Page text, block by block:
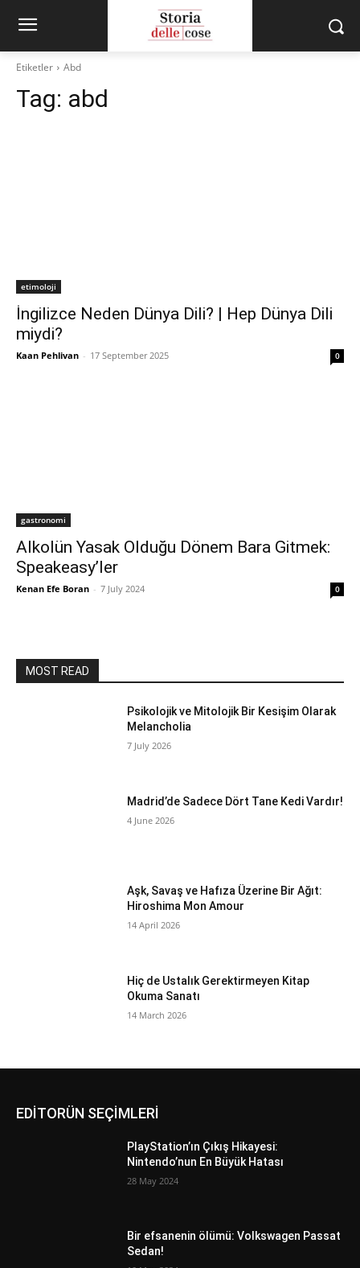
Etiketler Abd
Tag: abd
etimoloji
İngilizce Neden Dünya Dili? | Hep Dünya Dili
miydi?
Kaan Pehlivan - 17 September 2025 0
gastronomi
Alkolün Yasak Olduğu Dönem Bara Gitmek:
Speakeasy’ler
Kenan Efe Boran - 7 July 2024 0
MOST READ
Psikolojik ve Mitolojik Bir Kesişim Olarak
Melancholia
7 July 2026
Madrid’de Sadece Dört Tane Kedi Vardır!
4 June 2026
Aşk, Savaş ve Hafıza Üzerine Bir Ağıt:
Hiroshima Mon Amour
14 April 2026
Hiç de Ustalık Gerektirmeyen Kitap
Okuma Sanatı
14 March 2026
EDİTORÜN SEÇİMLERİ
PlayStation’ın Çıkış Hikayesi:
Nintendo’nun En Büyük Hatası
28 May 2024
Bir efsanenin ölümü: Volkswagen Passat
Sedan!